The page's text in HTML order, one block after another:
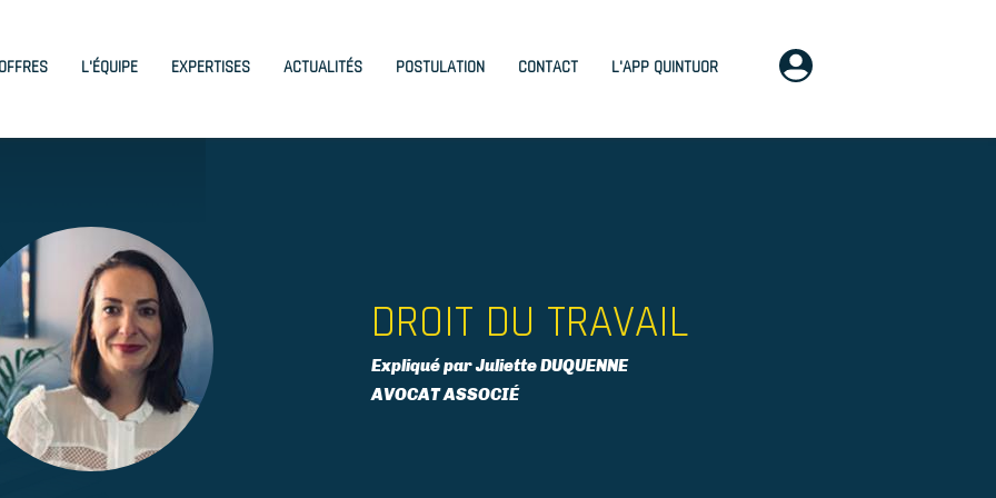
L'ÉQUIPE EXPERTISES ACTUALITÉS POSTULATION CONTACT L'APP QUINTUOR
DROIT DU TRAVAIL
Expliqué par Juliette DUQUENNE
AVOCAT ASSOCIÉ